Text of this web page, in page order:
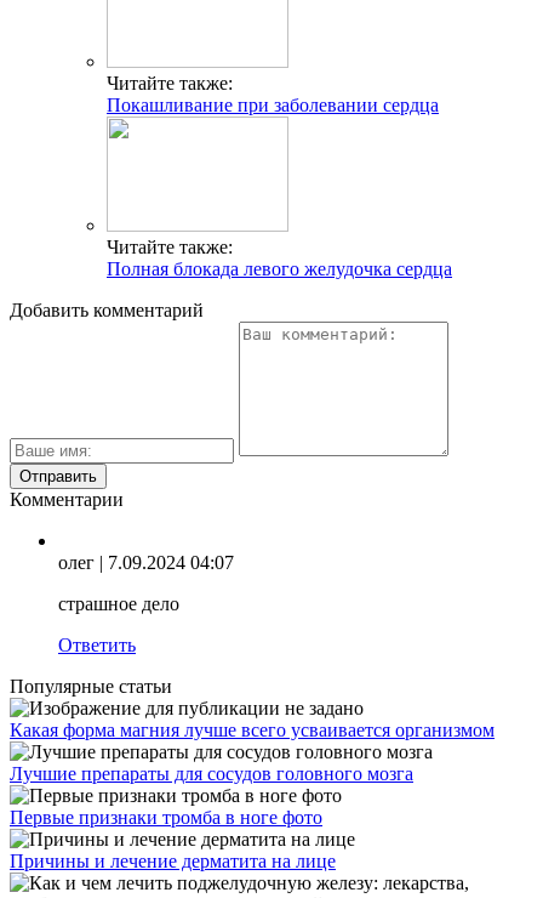
Читайте также:
Покашливание при заболевании сердца
Читайте также:
Полная блокада левого желудочка сердца
Добавить комментарий
Комментарии
олег | 7.09.2024 04:07
страшное дело
Ответить
Популярные статьи
Какая форма магния лучше всего усваивается организмом
Лучшие препараты для сосудов головного мозга
Первые признаки тромба в ноге фото
Причины и лечение дерматита на лице